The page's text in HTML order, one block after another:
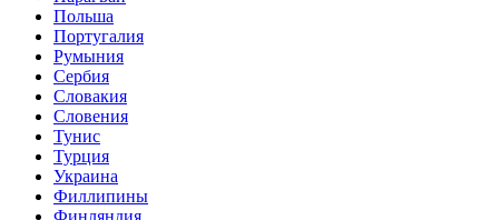
Польша
Португалия
Румыния
Сербия
Словакия
Словения
Тунис
Турция
Украина
Филлипины